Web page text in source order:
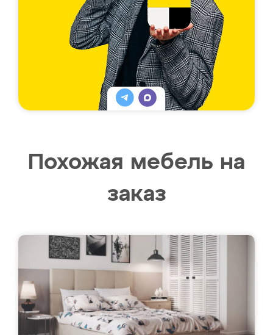
Похожая мебель на
заказ